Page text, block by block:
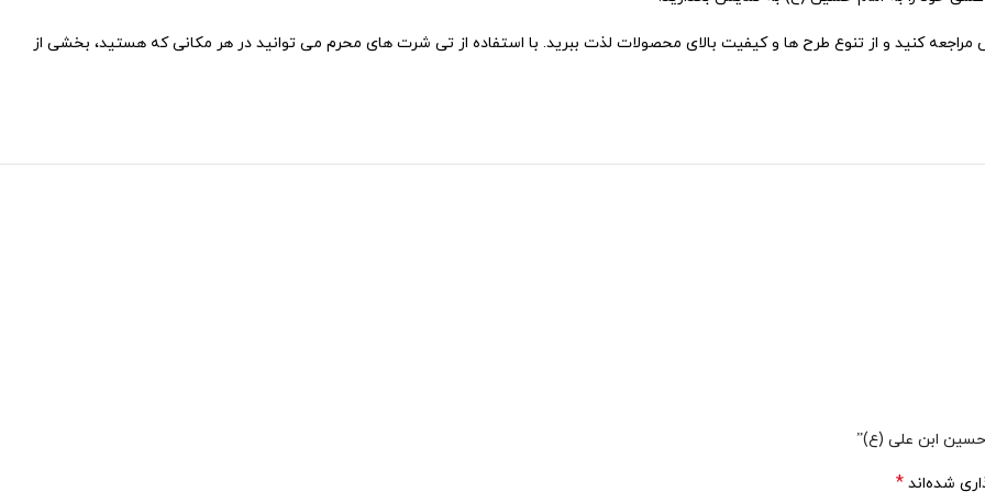
کنید و از تنوع طرح ها و کیفیت بالای محصولات لذت ببرید. با استفاده از تی شرت های محرم می توانید در هر مکانی که هستید، بخشی از
فراهم شده است. این ویژگی به شما اجازه می دهد تا یک تیشرت خاص و منحصر به فرد داشته باشید که نشان دهنده عشق و شور شما به امام
اطهار تا …، همه با جزئیات دقیق و زیبا.
که باعث می شود تصاویر به خوبی روی پارچه نمایش داده شوند و
می شوند.
و مشکلات شما است.
ابن علی (ع)”
شده‌اند *